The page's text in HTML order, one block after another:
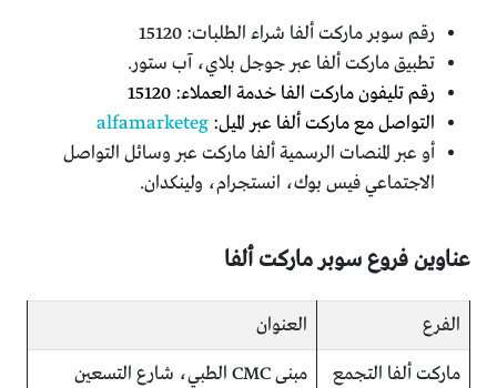
رقم سوبر ماركت ألفا شراء الطلبات: 15120
تطبيق ماركت ألفا عبر جوجل بلاي، آب ستور.
رقم تليفون ماركت الفا خدمة العملاء: 15120
التواصل مع ماركت ألفا عبر الميل: alfamarketeg
أو عبر المنصات الرسمية ألفا ماركت عبر وسائل التواصل
الاجتماعي فيس بوك، انستجرام، ولينكدان.
عناوين فروع سوبر ماركت ألفا
الفرع العنوان
ماركت ألفا التجمع
مبنى CMC الطبي، شارع التسعين